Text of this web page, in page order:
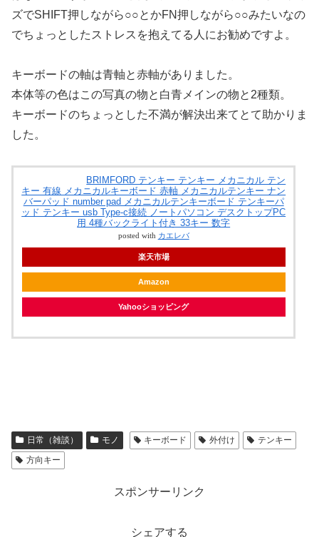
ズでSHIFT押しながら○○とかFN押しながら○○みたいなの
でちょっとしたストレスを抱えてる人にお勧めですよ。
キーボードの軸は青軸と赤軸がありました。
本体等の色はこの写真の物と白青メインの物と2種類。
キーボードのちょっとした不満が解決出来てとて助かりま
した。
BRIMFORD テンキー テンキー メカニカル テン
キー 有線 メカニカルキーボード 赤軸 メカニカルテンキー ナン
バーパッド number pad メカニカルテンキーボード テンキーパ
ッド テンキー usb Type-c接続 ノートパソコン デスクトップPC
用 4種バックライト付き 33キー 数字
posted with カエレバ
楽天市場
Amazon
Yahooショッピング
日常（雑談） モノ キーボード 外付け
テンキー
方向キー
スポンサーリンク
シェアする